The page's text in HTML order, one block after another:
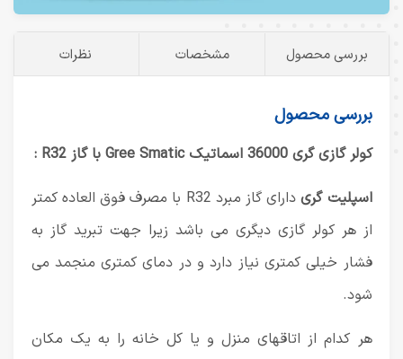
بررسی محصول مشخصات نظرات
بررسی محصول
کولر گازی گری 36000 اسماتیک Gree Smatic با گاز R32 :
اسپلیت گری
دارای گاز مبرد R32 با مصرف فوق العاده کمتر
از هر کولر گازی دیگری می باشد زیرا جهت تبرید گاز به
فشار خیلی کمتری نیاز دارد و در دمای کمتری منجمد می
شود.
هر کدام از اتاقهای منزل و یا کل خانه را به یک مکان